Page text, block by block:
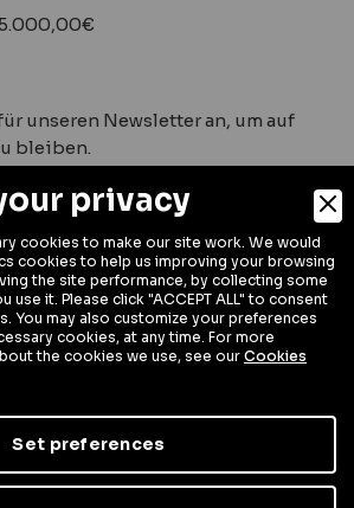
unseren Newsletter an, um auf
bleiben.
Privacy Policy Cookie Policy
privacy
cookies to make our site work. We would
cookies to help us improving your browsing
the site performance, by collecting some
use it. Please click "ACCEPT ALL" to consent
You may also customize your preferences
cookies, at any time. For more
the cookies we use, see our Cookies
Set preferences